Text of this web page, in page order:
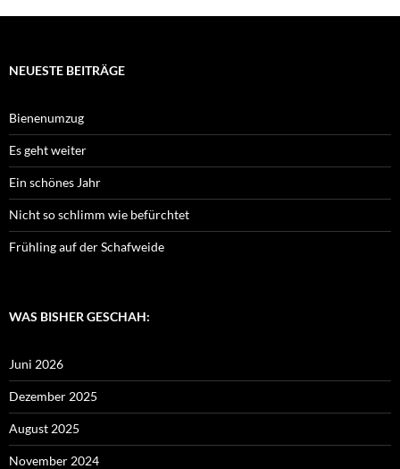
NEUESTE BEITRÄGE
Bienenumzug
Es geht weiter
Ein schönes Jahr
Nicht so schlimm wie befürchtet
Frühling auf der Schafweide
WAS BISHER GESCHAH:
Juni 2026
Dezember 2025
August 2025
November 2024